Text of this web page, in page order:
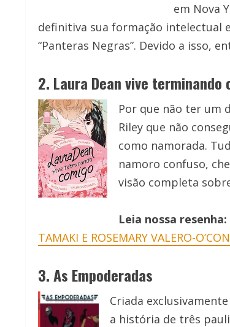
em Nova
definitiva sua formação intelectual
“Panteras Negras”. Devido a isso,
2. Laura Dean vive terminando
Por que não ter um
Riley que não
como namorada.
namoro confuso,
visão completa
Leia nossa resenha:
TAMAKI E ROSEMARY VALERO-
3. As Empoderadas
Criada
a história de três